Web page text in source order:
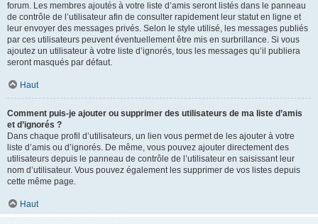
forum. Les membres ajoutés à votre liste d’amis seront listés dans le panneau
de contrôle de l’utilisateur afin de consulter rapidement leur statut en ligne et
leur envoyer des messages privés. Selon le style utilisé, les messages publiés
par ces utilisateurs peuvent éventuellement être mis en surbrillance. Si vous
ajoutez un utilisateur à votre liste d’ignorés, tous les messages qu’il publiera
seront masqués par défaut.
Haut
Comment puis-je ajouter ou supprimer des utilisateurs de ma liste d’amis
et d’ignorés ?
Dans chaque profil d’utilisateurs, un lien vous permet de les ajouter à votre
liste d’amis ou d’ignorés. De même, vous pouvez ajouter directement des
utilisateurs depuis le panneau de contrôle de l’utilisateur en saisissant leur
nom d’utilisateur. Vous pouvez également les supprimer de vos listes depuis
cette même page.
Haut